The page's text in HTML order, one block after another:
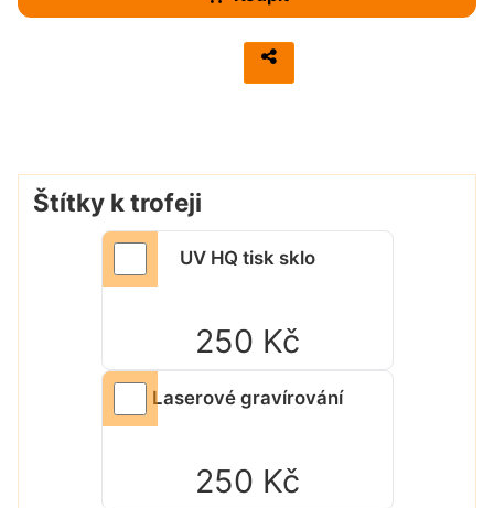
Štítky k trofeji
UV HQ tisk sklo
250 Kč
Laserové gravírování
250 Kč